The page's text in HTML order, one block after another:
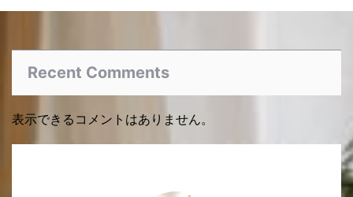
Recent Comments
表示できるコメントはありません。